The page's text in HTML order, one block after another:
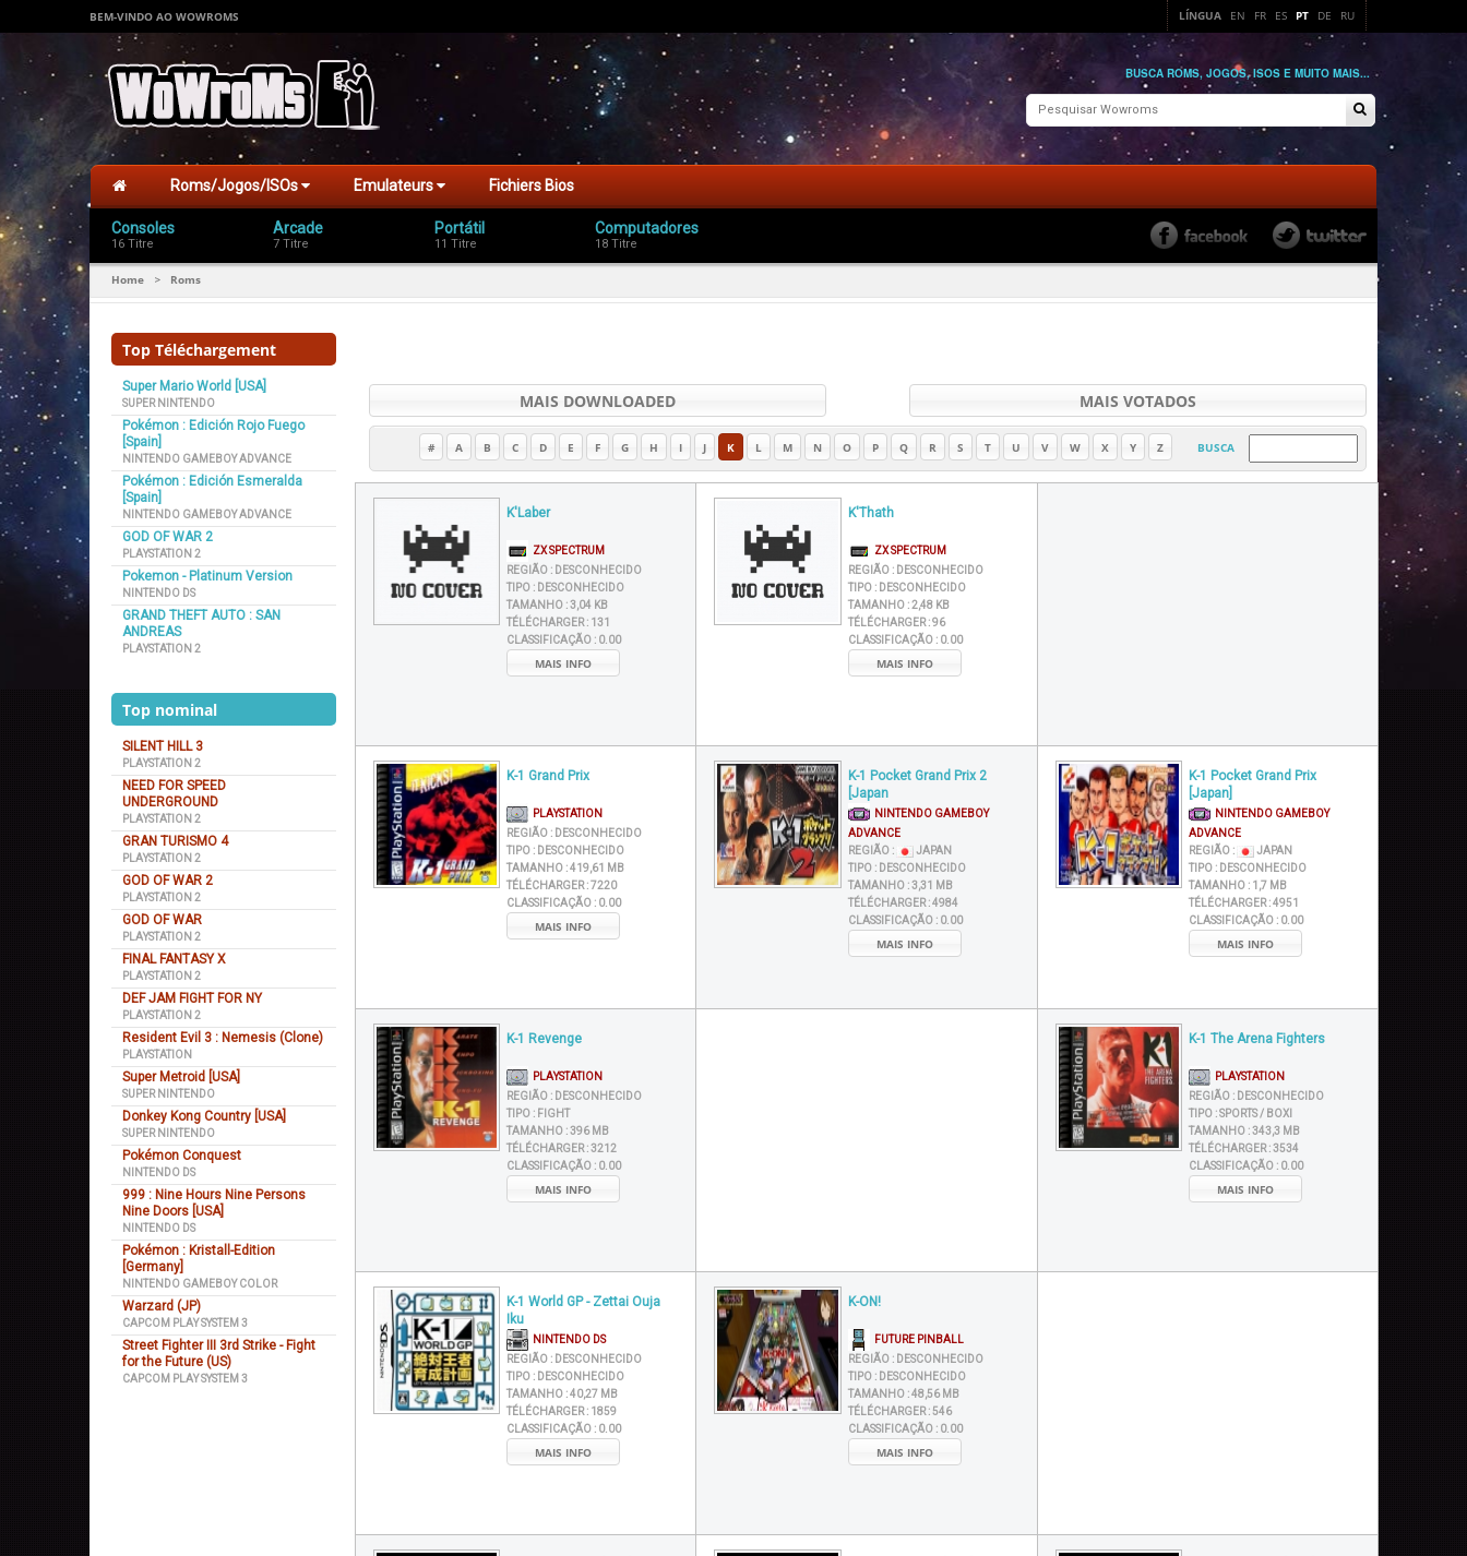
BEM-VINDO AO WOWROMS LÍNGUA EN FR ES PT DE RU
BUSCA ROMS, JOGOS, ISOS E MUITO MAIS...
Roms/Jogos/ISOs Emulateurs Fichiers Bios
Consoles
16 Titre
Arcade
7 Titre
Portátil
11 Titre
Computadores
18 Titre
Home > Roms
Top Téléchargement
Super Mario World [USA]
SUPER NINTENDO
Pokémon : Edición Rojo Fuego
[Spain]
NINTENDO GAMEBOY ADVANCE
Pokémon : Edición Esmeralda
[Spain]
NINTENDO GAMEBOY ADVANCE
GOD OF WAR 2
PLAYSTATION 2
Pokemon - Platinum Version
NINTENDO DS
GRAND THEFT AUTO : SAN
ANDREAS
PLAYSTATION 2
Top nominal
SILENT HILL 3
PLAYSTATION 2
NEED FOR SPEED
UNDERGROUND
PLAYSTATION 2
GRAN TURISMO 4
PLAYSTATION 2
GOD OF WAR 2
PLAYSTATION 2
GOD OF WAR
PLAYSTATION 2
FINAL FANTASY X
PLAYSTATION 2
DEF JAM FIGHT FOR NY
PLAYSTATION 2
Resident Evil 3 : Nemesis (Clone)
PLAYSTATION
Super Metroid [USA]
SUPER NINTENDO
Donkey Kong Country [USA]
SUPER NINTENDO
Pokémon Conquest
NINTENDO DS
999 : Nine Hours Nine Persons
Nine Doors [USA]
NINTENDO DS
Pokémon : Kristall-Edition
[Germany]
NINTENDO GAMEBOY COLOR
Warzard (JP)
CAPCOM PLAY SYSTEM 3
Street Fighter III 3rd Strike - Fight
for the Future (US)
CAPCOM PLAY SYSTEM 3
MAIS DOWNLOADED MAIS VOTADOS
# A B C D E F G H I J K L M N O P Q R S T U V W X Y Z BUSCA
K'Laber
ZX SPECTRUM
REGIÃO : DESCONHECIDO
TIPO : DESCONHECIDO
TAMANHO :3,04 KB
TÉLÉCHARGER : 131
CLASSIFICAÇÃO : 0.00
MAIS INFO
K'Thath
ZX SPECTRUM
REGIÃO : DESCONHECIDO
TIPO : DESCONHECIDO
TAMANHO :2,48 KB
TÉLÉCHARGER :96
CLASSIFICAÇÃO : 0.00
MAIS INFO
K-1 Grand Prix
PLAYSTATION
REGIÃO : DESCONHECIDO
TIPO : DESCONHECIDO
TAMANHO :419,61 MB
TÉLÉCHARGER :7220
CLASSIFICAÇÃO : 0.00
MAIS INFO
K-1 Pocket Grand Prix 2
[Japan
NINTENDO GAMEBOY
ADVANCE
REGIÃO :
JAPAN
TIPO : DESCONHECIDO
TAMANHO :3,31 MB
TÉLÉCHARGER :4984
CLASSIFICAÇÃO : 0.00
MAIS INFO
K-1 Pocket Grand Prix
[Japan]
NINTENDO GAMEBOY
ADVANCE
REGIÃO :
JAPAN
TIPO : DESCONHECIDO
TAMANHO : 1,7 MB
TÉLÉCHARGER :4951
CLASSIFICAÇÃO : 0.00
MAIS INFO
K-1 Revenge
PLAYSTATION
REGIÃO : DESCONHECIDO
TIPO : FIGHT
TAMANHO :396 MB
TÉLÉCHARGER :3212
CLASSIFICAÇÃO : 0.00
MAIS INFO
K-1 The Arena Fighters
PLAYSTATION
REGIÃO : DESCONHECIDO
TIPO :SPORTS / BOXI
TAMANHO :343,3 MB
TÉLÉCHARGER :3534
CLASSIFICAÇÃO : 0.00
MAIS INFO
K-1 World GP - Zettai Ouja
Iku
NINTENDO DS
REGIÃO : DESCONHECIDO
TIPO : DESCONHECIDO
TAMANHO :40,27 MB
TÉLÉCHARGER : 1859
CLASSIFICAÇÃO : 0.00
MAIS INFO
K-ON!
FUTURE PINBALL
REGIÃO : DESCONHECIDO
TIPO : DESCONHECIDO
TAMANHO :48,56 MB
TÉLÉCHARGER :546
CLASSIFICAÇÃO : 0.00
MAIS INFO